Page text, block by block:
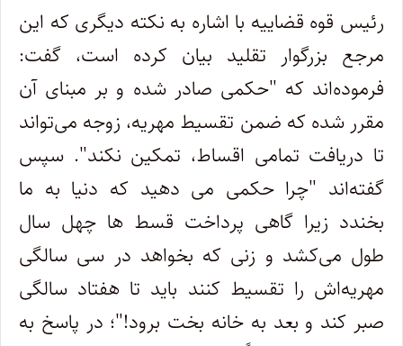
رئیس قوه قضاییه با اشاره به نکته دیگری که این
مرجع بزرگوار تقلید بیان کرده است، گفت:
فرموده‌اند که "حکمی صادر شده و بر مبنای آن
مقرر شده که ضمن تقسیط مهریه، زوجه می‌تواند
تا دریافت تمامی اقساط، تمکین نکند". سپس
گفته‌اند "چرا حکمی می دهید که دنیا به ما
بخندد زیرا گاهی پرداخت قسط ها چهل سال
طول می‌کشد و زنی که بخواهد در سی سالگی
مهریه‌اش را تقسیط کنند باید تا هفتاد سالگی
صبر کند و بعد به خانه بخت برود!"؛ در پاسخ به